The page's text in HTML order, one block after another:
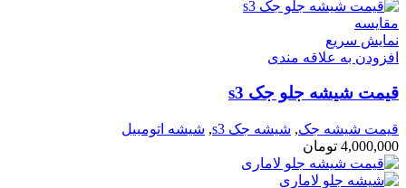
مقايسه
نمایش سریع
افزودن به علاقه مندی
قیمت شیشه جلو جک s3
قیمت شیشه جک, شیشه جک s3 , شیشه اتومبیل
4,000,000 تومان